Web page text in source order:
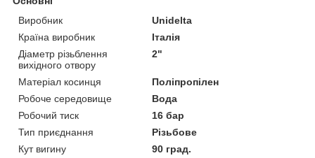
Виробник
Unidelta
Країна виробник
Італія
Діаметр різьблення
вихідного отвору
2"
Матеріал косинця
Поліпропілен
Робоче середовище
Вода
Робочий тиск
16 бар
Тип приєднання
Різьбове
Кут вигину
90 град.